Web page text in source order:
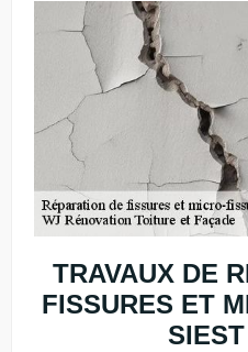
TRAVAUX DE
FISSURES ET